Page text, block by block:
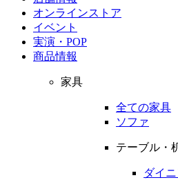
オンラインストア
イベント
実演・POP
商品情報
家具
全ての家具
ソファ
テーブル・
ダイ